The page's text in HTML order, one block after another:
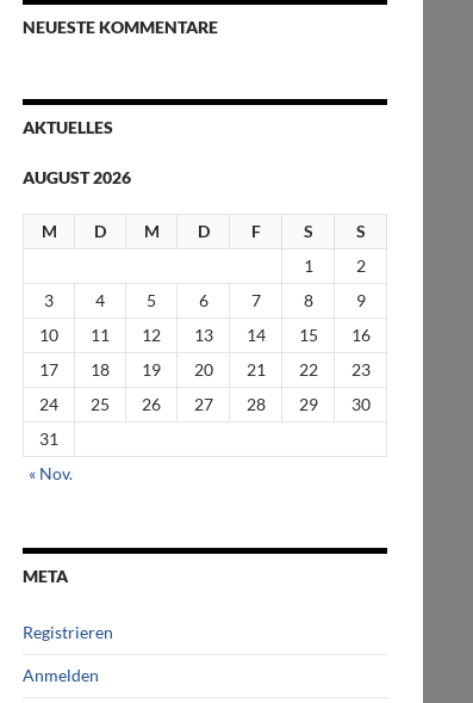
NEUESTE KOMMENTARE
AKTUELLES
AUGUST 2026
M D M D F S
S
1
2
3
4 5 6 7 8
9
10
11 12 13 14 15
16
17
18 19 20 21 22
23
24
25 26 27 28 29
30
31
« Nov.
META
Registrieren
Anmelden